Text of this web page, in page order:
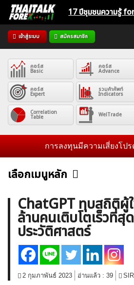
Skip
content
17 ปีชุมชนความรู้
เข้าสู่ระบบ สมัครสมาชิก
Home
News
Articles
VPS Register
ค้นหา
สำหรับ:
คอร์ส
Basic
คอร์ส
Advance
คอร์ส
Expert
รวมคำศัพท์
Indicators
Correlation
Table WelTrade
การลงทุนมีความเสี่ยงโปร
เลือกเมนูหลัก
ข่าวฟอเร็กซ์และสกุลเงิน คริปโตเคอร์เ
บทวิเคราะห์
เศรษฐกิจทั่วไป ดัชนี-หุ้น
สินค้าโภคภัณฑ์
โบรกเกอร์ FX
กองทุน Forex
ฟรี EA
ChatGPT ทุบสถิติผู้
ล้านคนเติบโตเร็วที่สุ
ประวัติศาสตร์
2 กุมภาพันธ์ 2023 อ่านแล้ว : 39